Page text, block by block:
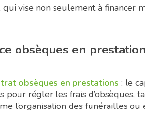
, qui vise non seulement à financer
obsèques en
obsèques en prestations : le
régler les frais d’obsèques,
l’organisation des funérailles